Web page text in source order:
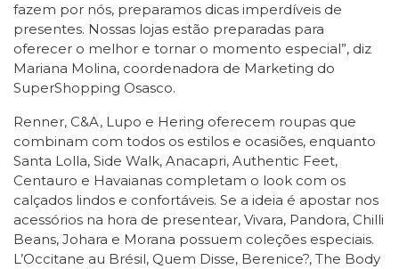
fazem por nós, preparamos dicas imperdíveis de
presentes. Nossas lojas estão preparadas para
oferecer o melhor e tornar o momento especial”, diz
Mariana Molina, coordenadora de Marketing do
SuperShopping Osasco.
Renner, C&A, Lupo e Hering oferecem roupas que
combinam com todos os estilos e ocasiões, enquanto
Santa Lolla, Side Walk, Anacapri, Authentic Feet,
Centauro e Havaianas completam o look com os
calçados lindos e confortáveis. Se a ideia é apostar nos
acessórios na hora de presentear, Vivara, Pandora, Chilli
Beans, Johara e Morana possuem coleções especiais.
L’Occitane au Brésil, Quem Disse, Berenice?, The Body